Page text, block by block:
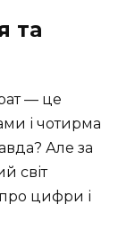
та
— це
і чотирма
Але за
світ
цифри і